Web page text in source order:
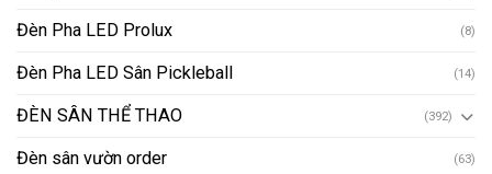
Đèn Pha LED Prolux (8)
Đèn Pha LED Sân Pickleball (14)
ĐÈN SÂN THỂ THAO (392)
Đèn sân vườn order (63)